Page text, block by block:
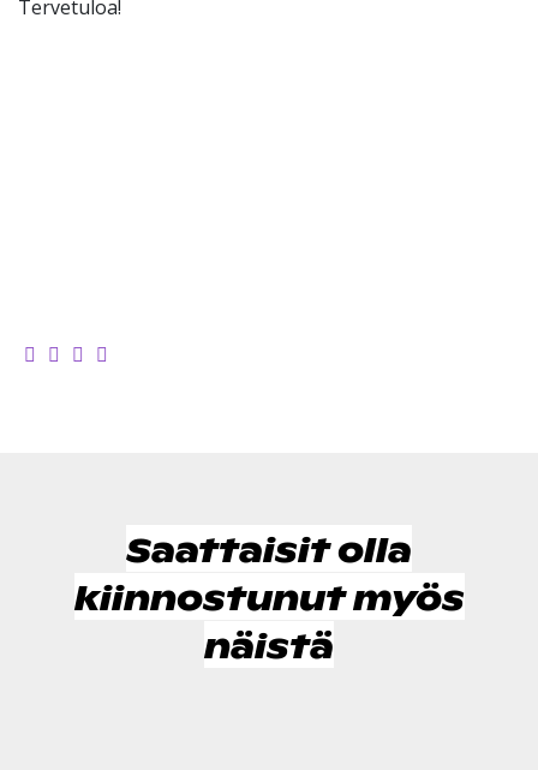
Tervetuloa!
Saattaisit olla
kiinnostunut myös
näistä